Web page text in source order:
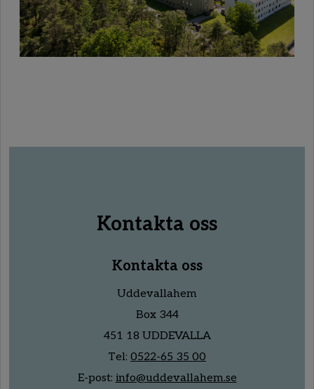
Kontakta oss
Kontakta oss
Uddevallahem
Box 344
451 18 UDDEVALLA
Tel: 0522-65 35 00
E-post: info@uddevallahem.se